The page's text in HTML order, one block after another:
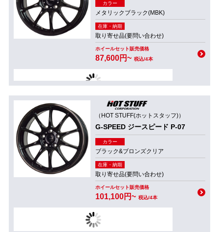
カラー
メタリックブラック(MBK)
在庫・納期
取り寄せ品(要問い合わせ)
ホイールセット販売価格
87,600円~ 税込/4本
（HOT STUFF(ホットスタッフ)）
G-SPEED ジースピード P-07
カラー
ブラック&ブロンズクリア
在庫・納期
取り寄せ品(要問い合わせ)
ホイールセット販売価格
101,100円~ 税込/4本